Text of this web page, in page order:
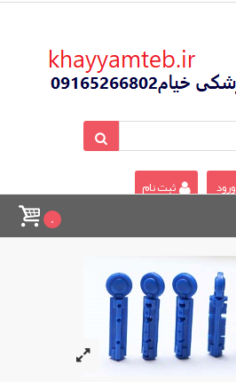
ورود ثبت نام
0